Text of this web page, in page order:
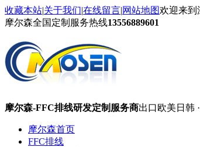
收藏本站|关于我们|在线留言|网站地图欢迎来到
摩尔森全国定制服务热线13556889601
摩尔森-FFC排线研发定制服务商出口欧美日韩
摩尔森首页
FFC排线